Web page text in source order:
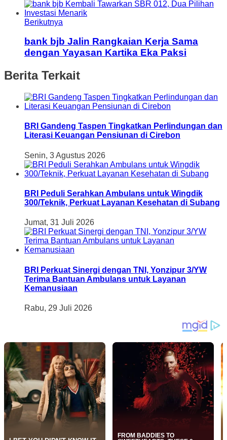
Berikutnya
bank bjb Jalin Rangkaian Kerja Sama
dengan Yayasan Kartika Eka Paksi
Berita Terkait
BRI Gandeng Taspen Tingkatkan Perlindungan dan
Literasi Keuangan Pensiunan di Cirebon
Senin, 3 Agustus 2026
BRI Peduli Serahkan Ambulans untuk Wingdik
300/Teknik, Perkuat Layanan Kesehatan di Subang
Jumat, 31 Juli 2026
BRI Perkuat Sinergi dengan TNI, Yonzipur 3/YW
Terima Bantuan Ambulans untuk Layanan
Kemanusiaan
Rabu, 29 Juli 2026